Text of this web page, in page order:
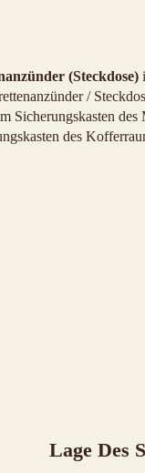
(Steckdose)
/
Sicherungskasten
des
Lage Des